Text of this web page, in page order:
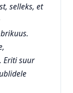
selleks, et
Eriti suur